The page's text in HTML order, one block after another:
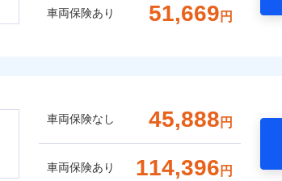
車両保険あり 51,669 円
車両保険なし 45,888 円
車両保険あり 114,396 円